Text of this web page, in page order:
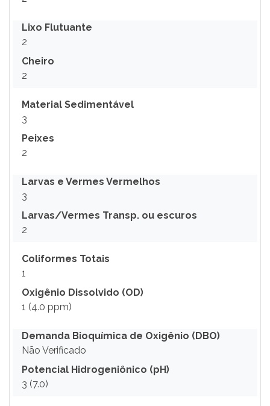
Lixo Flutuante
2
Cheiro
2
Material Sedimentável
3
Peixes
2
Larvas e Vermes Vermelhos
3
Larvas/Vermes Transp. ou escuros
2
Coliformes Totais
1
Oxigênio Dissolvido (OD)
1 (4.0 ppm)
Demanda Bioquímica de Oxigênio (DBO)
Não Verificado
Potencial Hidrogeniônico (pH)
3 (7.0)